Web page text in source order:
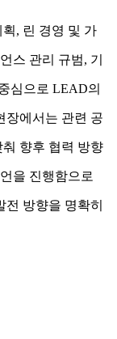
, 린 경영 및 가
스 관리 규범, 기
심으로 LEAD의
장에서는 관련 공
향후 협력 방향
을 진행함으로
방향을 명확히